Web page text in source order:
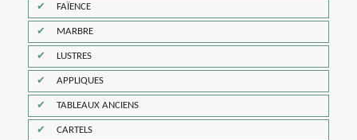
FAÏENCE
MARBRE
LUSTRES
APPLIQUES
TABLEAUX ANCIENS
CARTELS